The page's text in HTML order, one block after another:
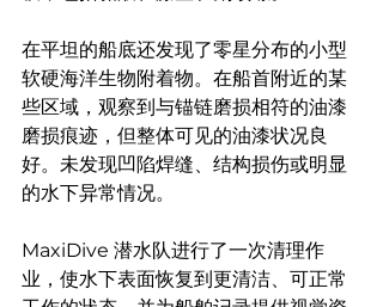
在平坦的船底还发现了零星分布的小型
软硬海洋生物附着物。在船首附近的某
些区域，观察到与锚链磨损相符的油漆
磨损痕迹，但整体可见的油漆状况良
好。未发现凹陷焊缝、结构损伤或明显
的水下异常情况。
MaxiDive 潜水队进行了一次清理作
业，使水下表面恢复到更清洁、可正常